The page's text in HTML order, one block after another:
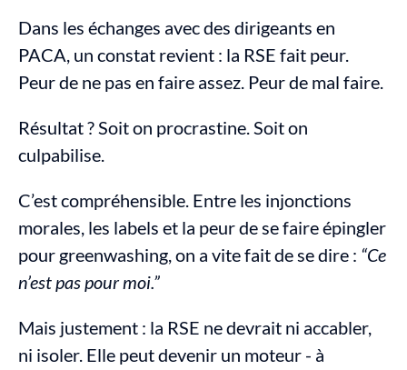
Dans les échanges avec des dirigeants en
PACA, un constat revient : la RSE fait peur.
Peur de ne pas en faire assez. Peur de mal faire.
Résultat ? Soit on procrastine. Soit on
culpabilise.
C’est compréhensible. Entre les injonctions
morales, les labels et la peur de se faire épingler
pour greenwashing, on a vite fait de se dire : “Ce
n’est pas pour moi.”
Mais justement : la RSE ne devrait ni accabler,
ni isoler. Elle peut devenir un moteur - à